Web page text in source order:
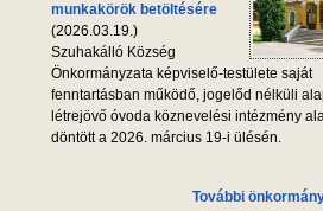
munkakörök betöltésére
(2026.03.19.)
Szuhakálló Község
Önkormányzata képviselő-testülete saját
fenntartásban működő, jogelőd nélküli
létrejövő óvoda köznevelési intézmény
döntött a 2026. március 19-i ülésén.
További